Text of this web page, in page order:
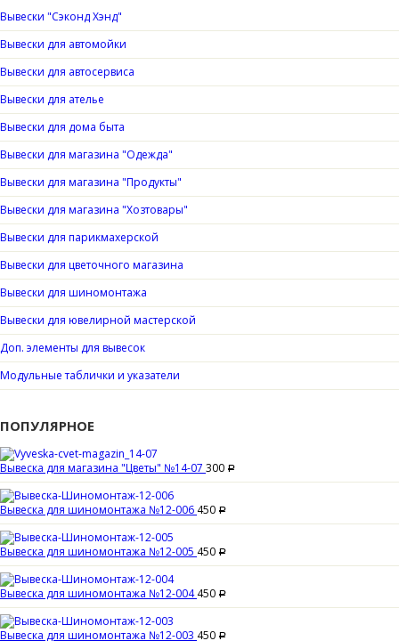
Вывески "Сэконд Хэнд"
Вывески для автомойки
Вывески для автосервиса
Вывески для ателье
Вывески для дома быта
Вывески для магазина "Одежда"
Вывески для магазина "Продукты"
Вывески для магазина "Хозтовары"
Вывески для парикмахерской
Вывески для цветочного магазина
Вывески для шиномонтажа
Вывески для ювелирной мастерской
Доп. элементы для вывесок
Модульные таблички и указатели
ПОПУЛЯРНОЕ
Вывеска для магазина "Цветы" №14-07 300 Р
Вывеска для шиномонтажа №12-006 450 Р
Вывеска для шиномонтажа №12-005 450 Р
Вывеска для шиномонтажа №12-004450 Р
Вывеска для шиномонтажа №12-003 450 Р